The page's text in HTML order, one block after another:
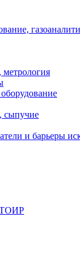
метрология
сыпучие
и барьеры
ТОИР